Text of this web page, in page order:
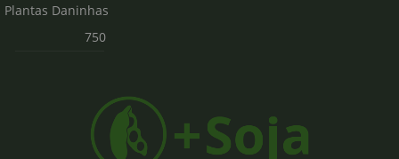
Plantas Daninhas
750